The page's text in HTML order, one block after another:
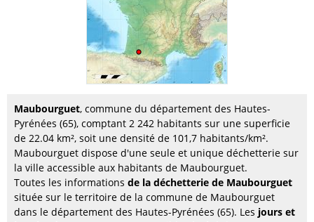
Maubourguet, commune du département des Hautes-
Pyrénées (65), comptant 2 242 habitants sur une superficie
de 22.04 km², soit une densité de 101,7 habitants/km².
Maubourguet dispose d'une seule et unique déchetterie sur
la ville accessible aux habitants de Maubourguet.
Toutes les informations de la déchetterie de Maubourguet
située sur le territoire de la commune de Maubourguet
dans le département des Hautes-Pyrénées (65). Les jours et